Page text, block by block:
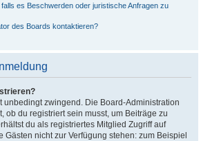
es Beschwerden oder juristische Anfragen zu
des Boards kontaktieren?
unbedingt zwingend. Die Board-Administration
ob du registriert sein musst, um Beiträge zu
du als registriertes Mitglied Zugriff auf
Gästen nicht zur Verfügung stehen: zum Beispiel